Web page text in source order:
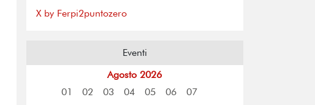
X by Ferpi2puntozero
Eventi
Agosto 2026
01
02 03 04 05 06
07